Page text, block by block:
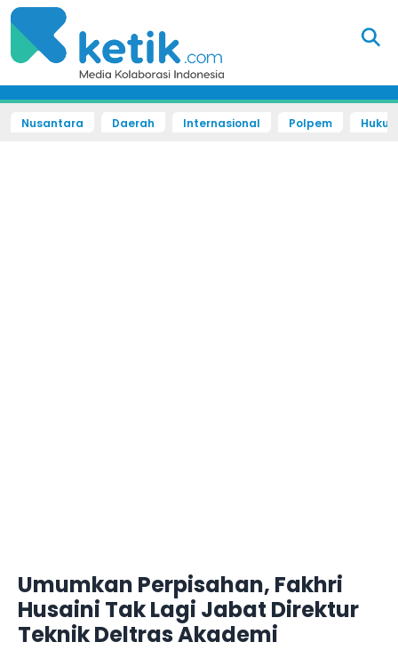
Nusantara Daerah Internasional Polpem
Umumkan Perpisahan, Fakhri
Husaini Tak Lagi Jabat Direktur
Teknik Deltras Akademi